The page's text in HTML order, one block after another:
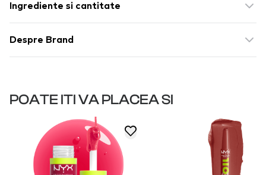
Ingrediente si cantitate
Despre Brand
POATE ITI VA PLACEA SI